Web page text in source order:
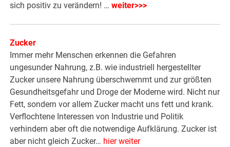
sich positiv zu verändern! …weiter>>>
Zucker
Immer mehr Menschen erkennen die Gefahren
ungesunder Nahrung, z.B. wie industriell hergestellter
Zucker unsere Nahrung überschwemmt und zur größten
Gesundheitsgefahr und Droge der Moderne wird. Nicht nur
Fett, sondern vor allem Zucker macht uns fett und krank.
Verflochtene Interessen von Industrie und Politik
verhindern aber oft die notwendige Aufklärung. Zucker ist
aber nicht gleich Zucker… hier weiter